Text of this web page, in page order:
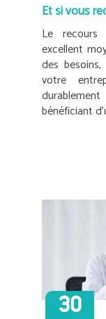
Et si vous
Le recours
excellent
des
votre
bénéficiant
30